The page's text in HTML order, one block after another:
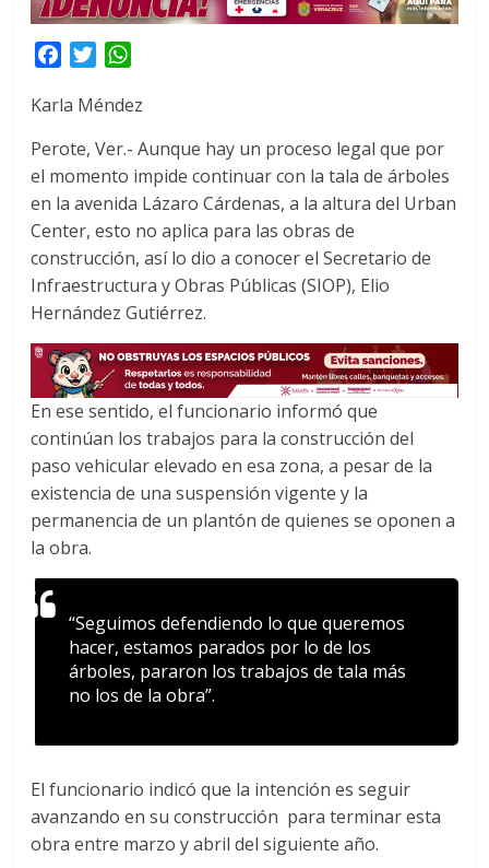
c
b
o
o
k
T
i
t
e
r
a
s
A
p
p
Karla Méndez
Perote, Ver.- Aunque hay un proceso legal que por
el momento impide continuar con la tala de árboles
en la avenida Lázaro Cárdenas, a la altura del Urban
Center, esto no aplica para las obras de
construcción, así lo dio a conocer el Secretario de
Infraestructura y Obras Públicas (SIOP), Elio
Hernández Gutiérrez.
En ese sentido, el funcionario informó que
continúan los trabajos para la construcción del
paso vehicular elevado en esa zona, a pesar de la
existencia de una suspensión vigente y la
permanencia de un plantón de quienes se oponen a
la obra.
“Seguimos defendiendo lo que queremos
hacer, estamos parados por lo de los
árboles, pararon los trabajos de tala más
no los de la obra”.
El funcionario indicó que la intención es seguir
avanzando en su construcción para terminar esta
obra entre marzo y abril del siguiente año.